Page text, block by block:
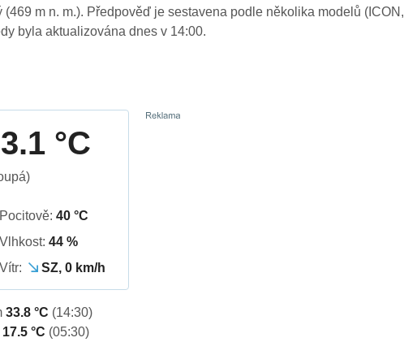
m n. m.). Předpověď je sestavena podle několika modelů (ICON,
byla aktualizována dnes v 14:00.
°C
Pocitově:40 °C
Vlhkost:44 %
Vítr:
SZ, 0 km/h
33.8 °C (14:30)
17.5 °C (05:30)